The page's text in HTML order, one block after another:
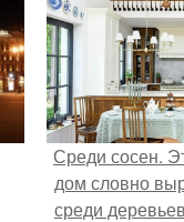
Среди сосен.
дом словно
среди